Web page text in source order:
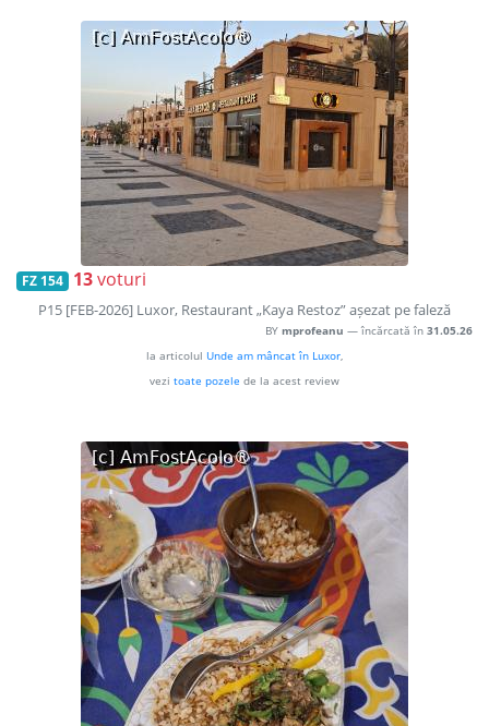
FZ 154 13voturi
P15 [FEB-2026] Luxor, Restaurant „Kaya Restoz” așezat pe faleză
BY mprofeanu — încărcată în 31.05.26
la articolul Unde am mâncat în Luxor,
vezi toate pozele de la acest review